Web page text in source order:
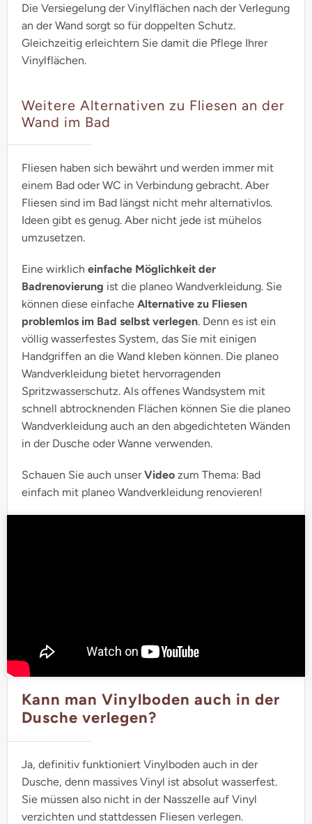
Die Versiegelung der Vinylflächen nach der Verlegung
an der Wand sorgt so für doppelten Schutz.
Gleichzeitig erleichtern Sie damit die Pflege Ihrer
Vinylflächen.
Weitere Alternativen zu Fliesen an der
Wand im Bad
Fliesen haben sich bewährt und werden immer mit
einem Bad oder WC in Verbindung gebracht. Aber
Fliesen sind im Bad längst nicht mehr alternativlos.
Ideen gibt es genug. Aber nicht jede ist mühelos
umzusetzen.
Eine wirklich einfache Möglichkeit der
Badrenovierung ist die planeo Wandverkleidung. Sie
können diese einfache Alternative zu Fliesen
problemlos im Bad selbst verlegen. Denn es ist ein
völlig wasserfestes System, das Sie mit einigen
Handgriffen an die Wand kleben können. Die planeo
Wandverkleidung bietet hervorragenden
Spritzwasserschutz. Als offenes Wandsystem mit
schnell abtrocknenden Flächen können Sie die planeo
Wandverkleidung auch an den abgedichteten Wänden
in der Dusche oder Wanne verwenden.
Schauen Sie auch unserVideo zum Thema: Bad
einfach mit planeo Wandverkleidung renovieren!
Kann man Vinylboden auch in der
Dusche verlegen?
Ja, definitiv funktioniert Vinylboden auch in der
Dusche, denn massives Vinyl ist absolut wasserfest.
Sie müssen also nicht in der Nasszelle auf Vinyl
verzichten und stattdessen Fliesen verlegen.